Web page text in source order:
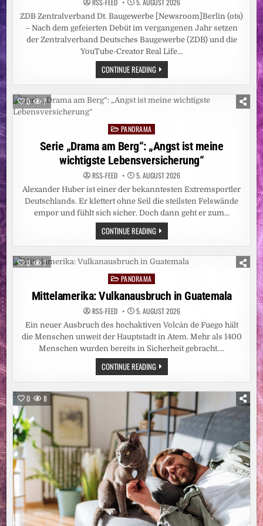
ZDB Zentralverband Dt. Baugewerbe [Newsroom]Berlin (ots)
– Nach dem gefeierten Debüt im vergangenen Jahr setzen
der Zentralverband Deutsches Baugewerbe (ZDB) und die
YouTube-Creator Real Life…
CONTINUE READINGMACHERFESTIVAL
2026:
NATIONALTEAM
GEHT
WIEDER
0 7
PostedPANORAMA
Serie „Drama am Berg“: „Angst ist meine
wichtigste Lebensversicherung“
RSS-FEED 5. AUGUST 2026
Alexander Huber ist einer der bekanntesten Extremsportler
Deutschlands. Er klettert ohne Seil die steilsten Felswände
empor und fühlt sich sicher. Doch dann geht er zum…
CONTINUE READINGSERIE
„DRAMA
AM
„ANGST
IST
LEBENSVERSICHERUNG“
0 7
Posted
in
PANORAMA
Mittelamerika: Vulkanausbruch in Guatemala
RSS-FEED 5. AUGUST 2026
Ein neuer Ausbruch des hochaktiven Volcán de Fuego hält
die Menschen unweit der Hauptstadt in Atem. Mehr als 1400
Menschen wurden bereits in Sicherheit gebracht….
CONTINUE READINGMITTELAMERIKA:
VULKANAUSBRUCH
IN
0 8